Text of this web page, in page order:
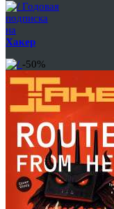
Годовая
подписка
на
Хакер
-50%